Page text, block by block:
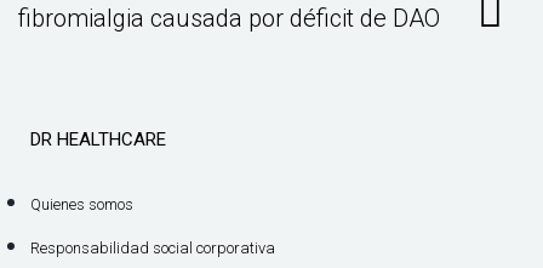
fibromialgia causada por déficit de DAO
DR HEALTHCARE
Quienes somos
Responsabilidad social corporativa